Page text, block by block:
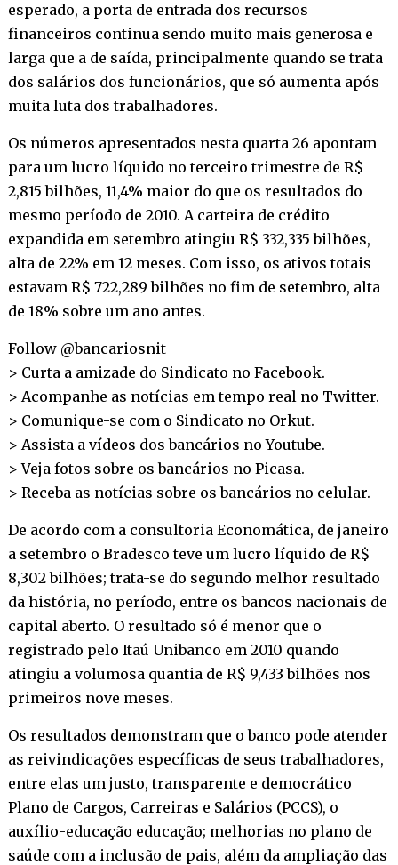
esperado, a porta de entrada dos recursos
financeiros continua sendo muito mais generosa e
larga que a de saída, principalmente quando se trata
dos salários dos funcionários, que só aumenta após
muita luta dos trabalhadores.
Os números apresentados nesta quarta 26 apontam
para um lucro líquido no terceiro trimestre de R$
2,815 bilhões, 11,4% maior do que os resultados do
mesmo período de 2010. A carteira de crédito
expandida em setembro atingiu R$ 332,335 bilhões,
alta de 22% em 12 meses. Com isso, os ativos totais
estavam R$ 722,289 bilhões no fim de setembro, alta
de 18% sobre um ano antes.
Follow @bancariosnit
> Curta a amizade do Sindicato no Facebook.
> Acompanhe as notícias em tempo real no Twitter.
> Comunique-se com o Sindicato no Orkut.
> Assista a vídeos dos bancários noYoutube.
> Veja fotos sobre os bancários no Picasa.
> Receba as notícias sobre os bancários no celular.
De acordo com a consultoria Economática, de janeiro
a setembro o Bradesco teve um lucro líquido de R$
8,302 bilhões; trata-se do segundo melhor resultado
da história, no período, entre os bancos nacionais de
capital aberto. O resultado só é menor que o
registrado pelo Itaú Unibanco em 2010 quando
atingiu a volumosa quantia de R$ 9,433 bilhões nos
primeiros nove meses.
Os resultados demonstram que o banco pode atender
as reivindicações específicas de seus trabalhadores,
entre elas um justo, transparente e democrático
Plano de Cargos, Carreiras e Salários (PCCS), o
auxílio-educação educação; melhorias no plano de
saúde com a inclusão de pais, além da ampliação das